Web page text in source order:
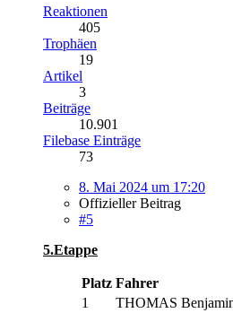
Reaktionen
405
Trophäen
19
Artikel
3
Beiträge
10.901
Filebase Einträge
73
8. Mai 2024 um 17:20
Offizieller Beitrag
#5
5.Etappe
Platz Fahrer
1
THOMAS